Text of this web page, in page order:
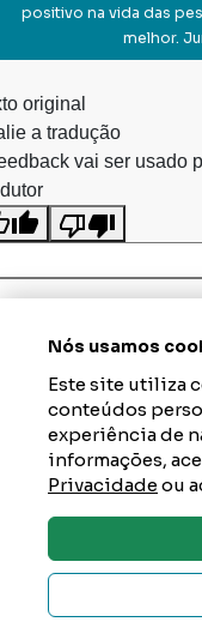
positivo na vida das
melhor.
Nós usamos
Este site utiliza
conteúdos
experiência de
informações,
Privacidadeou
original
a tradução
vai ser usado